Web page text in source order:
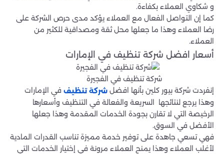
و شكاوي العملاء بكفاءة.
كما إن التواصل الفعال مع العملاء يؤكد مدى حرص الشركة على
رضا العملاء وهذا ما جعلها محل ثقة ومصداقية للكثير من
العملاء.
أسعار افضل شركة تنظيف في الإمارات
شركة تنظيف في الفجيرة
إنفردت شركة بيور كلين بأنها افضل شركة تنظيف في الإمارات
وهذا يرجع لنتائجها السريعة والفعالة في التنظيف وأسعارها
الرخيصة التي لا تقارن بجودة الخدمات المقدمة وهذا جعلها
الأفضل في السوق.
فهي تسعي جاهدة على توفير خدمة مميزة تناسب القدرات المادية
لأغلب العملاء وهذا يمنح العملاء مرونة في إختيار الخدمات التي